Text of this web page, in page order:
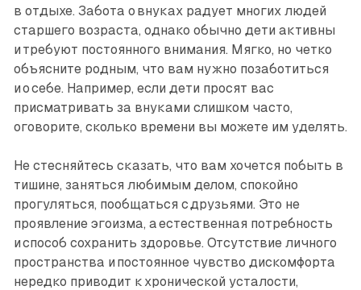
в отдыхе. Забота о внуках радует многих людей
старшего возраста, однако обычно дети активны
и требуют постоянного внимания. Мягко, но четко
объясните родным, что вам нужно позаботиться
и о себе. Например, если дети просят вас
присматривать за внуками слишком часто,
оговорите, сколько времени вы можете им уделять.
Не стесняйтесь сказать, что вам хочется побыть в
тишине, заняться любимым делом, спокойно
прогуляться, пообщаться с друзьями. Это не
проявление эгоизма, а естественная потребность
и способ сохранить здоровье. Отсутствие личного
пространства и постоянное чувство дискомфорта
нередко приводит к хронической усталости,